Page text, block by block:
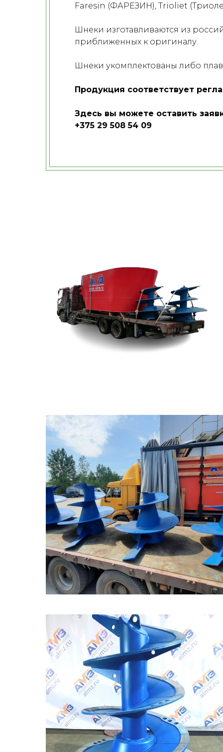
Faresin (ФАРЕЗИН), Trioliet
Шнеки изготавливаются из
приближенных к оригиналу.
Шнеки укомплектованы либо
Продукция соответствует
Здесь вы можете оставить
+375 29 508 54 09